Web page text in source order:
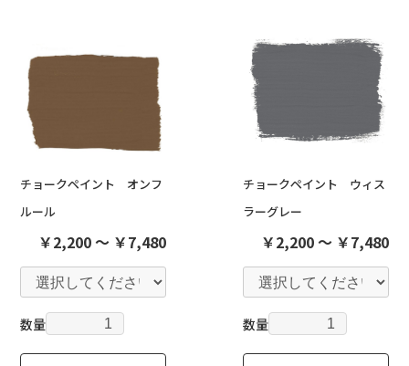
チョークペイント オンフ
ルール
￥2,200 ～ ￥7,480
数量
チョークペイント ウィス
ラーグレー
￥2,200 ～ ￥7,480
数量